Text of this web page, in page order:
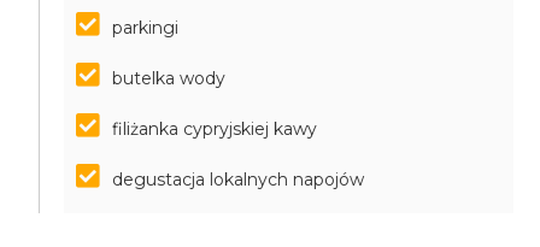
parkingi
butelka wody
filiżanka cypryjskiej kawy
degustacja lokalnych napojów